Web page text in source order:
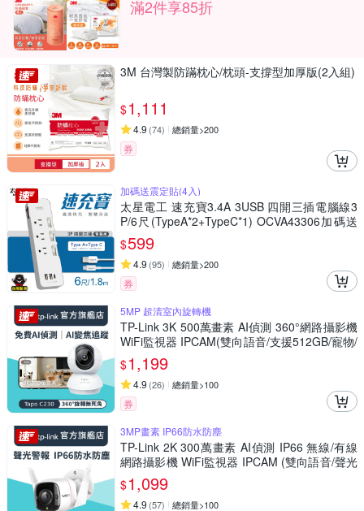
滿2件享85折
3M 台灣製防蹣枕心/枕頭-支撐型加厚版(2入組)
$1,111
4.9 (74) 總銷量>200
券
加碼送震定貼(4入)
太星電工 速充寶3.4A 3USB 四開三插電腦線3
P/6尺(TypeA*2+TypeC*1) OCVA43306加碼送
震定貼(4入)
$599
4.9 (95) 總銷量>200
券
5MP 超清室內旋轉機
TP-Link 3K 500萬畫素 AI偵測 360°網路攝影機
WiFi監視器 IPCAM(雙向語音/支援512GB/寵物/
嬰兒/長輩/Tapo C230 )
$1,199
4.9 (26) 總銷量>100
券
3MP畫素 IP66防水防塵
TP-Link 2K 300萬畫素 AI偵測 IP66 無線/有線
網路攝影機 WiFi監視器 IPCAM (雙向語音/聲光
警報/Tapo C310)
$1,099
4.9 (57) 總銷量>100